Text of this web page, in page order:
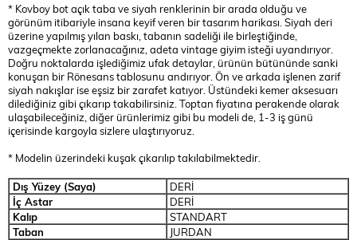
* Kovboy bot açık taba ve siyah renklerinin bir arada olduğu ve
görünüm itibariyle insana keyif veren bir tasarım harikası. Siyah deri
üzerine yapılmış yılan baskı, tabanın sadeliği ile birleştiğinde,
vazgeçmekte zorlanacağınız, adeta vintage giyim isteği uyandırıyor.
Doğru noktalarda işlediğimiz ufak detaylar, ürünün bütününde sanki
konuşan bir Rönesans tablosunu andırıyor. Ön ve arkada işlenen zarif
siyah nakışlar ise eşsiz bir zarafet katıyor. Üstündeki kemer aksesuarı
dilediğiniz gibi çıkarıp takabilirsiniz. Toptan fiyatına perakende olarak
ulaşabileceğiniz, diğer ürünlerimiz gibi bu modeli de, 1-3 iş günü
içerisinde kargoyla sizlere ulaştırıyoruz.
* Modelin üzerindeki kuşak çıkarılıp takılabilmektedir.
Dış Yüzey (Saya)
DERİ
İç Astar
DERİ
Kalıp
STANDART
Taban
JURDAN